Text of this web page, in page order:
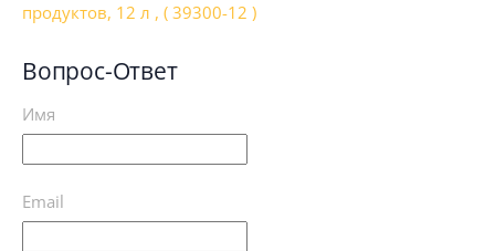
продуктов, 12 л , ( 39300-12 )
Вопрос-Ответ
Имя
Email